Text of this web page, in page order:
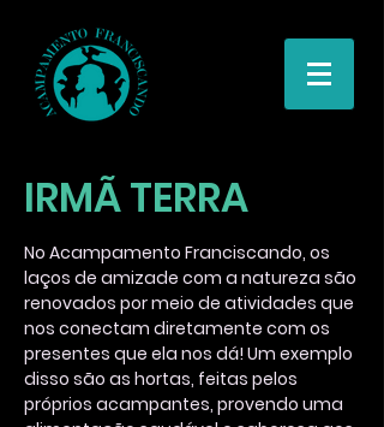
IRMÃ TERRA
No Acampamento Franciscando, os
laços de amizade com a natureza são
renovados por meio de atividades que
nos conectam diretamente com os
presentes que ela nos dá! Um exemplo
disso são as hortas, feitas pelos
próprios acampantes, provendo uma